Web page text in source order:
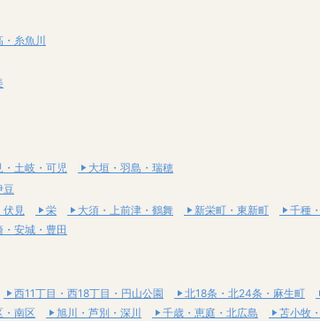
・糸魚川
・土岐・可児
大垣・羽島・瑞穂
豆
伏見 栄 大須・上前津・鶴舞 新栄町・東新町 千種
・安城・豊田
西11丁目・西18丁目・円山公園 北18条・北24条・麻生町
・南区 旭川・芦別・深川 千歳・恵庭・北広島 苫小牧